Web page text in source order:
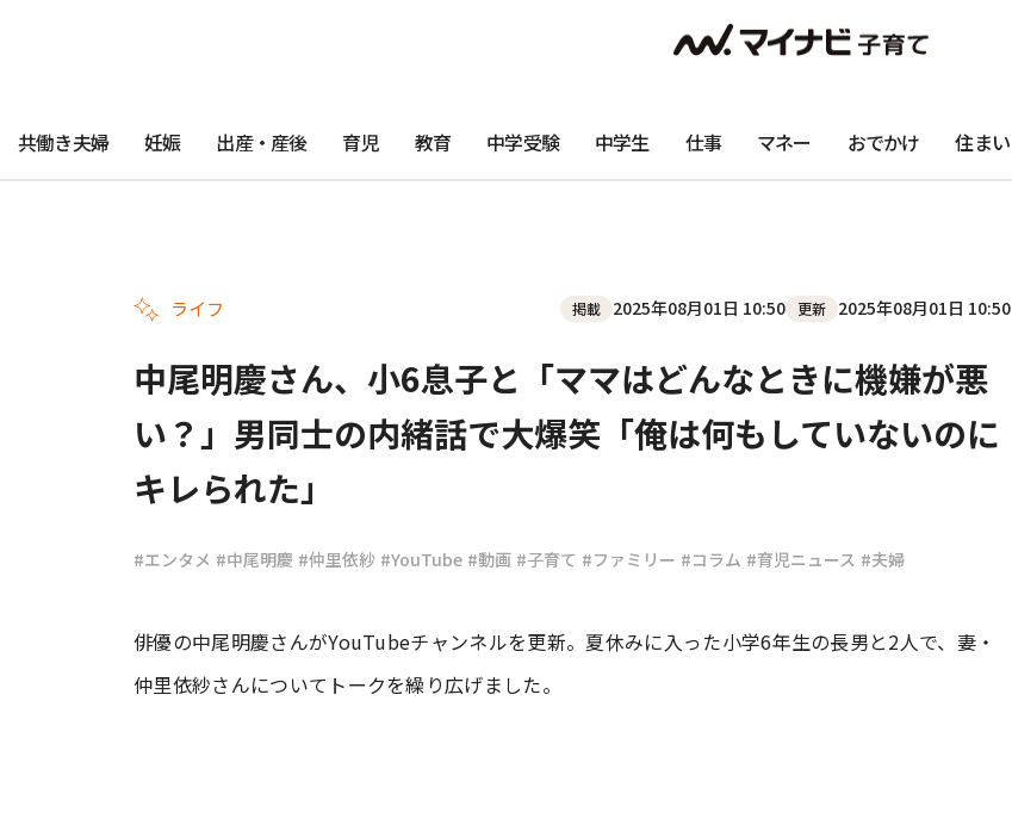
共働き夫婦 妊娠 出産・産後 育児 教育 中学受験 中学生 仕事 マネー おでかけ 住まい
ライフ 掲載 2025年08月01日 10:50 更新 2025年08月01日 10:50
中尾明慶さん、小6息子と「ママはどんなときに機嫌が悪
い？」男同士の内緒話で大爆笑「俺は何もしていないのに
キレられた」
#エンタメ #中尾明慶 #仲里依紗 #YouTube #動画 #子育て #ファミリー #コラム #育児ニュース #夫婦
俳優の中尾明慶さんがYouTubeチャンネルを更新。夏休みに入った小学6年生の長男と2人で、妻・
仲里依紗さんについてトークを繰り広げました。